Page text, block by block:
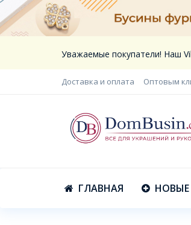
Уважаемые покупатели! Наш
Доставка и оплата Оптовым
ГЛАВНАЯ